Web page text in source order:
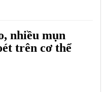
nhiều mụn
trên cơ thể